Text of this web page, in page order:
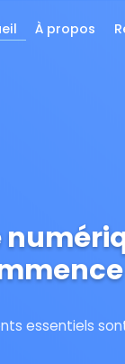
À propos
essentiels